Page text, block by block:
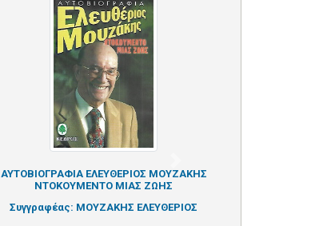
ΑΥΤΟΒΙΟΓΡΑΦΙΑ ΕΛΕΥΘΕΡΙΟΣ ΜΟΥΖΑΚΗΣ
ΝΤΟΚΟΥΜΕΝΤΟ ΜΙΑΣ ΖΩΗΣ
Συγγραφέας: ΜΟΥΖΑΚΗΣ ΕΛΕΥΘΕΡΙΟΣ
Next